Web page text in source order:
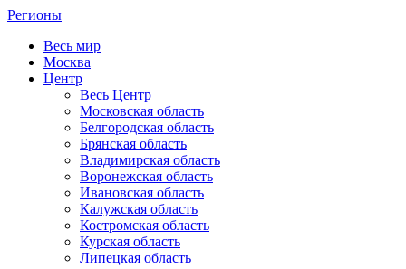
Регионы
Весь мир
Москва
Центр
Весь Центр
Московская область
Белгородская область
Брянская область
Владимирская область
Воронежская область
Ивановская область
Калужская область
Костромская область
Курская область
Липецкая область